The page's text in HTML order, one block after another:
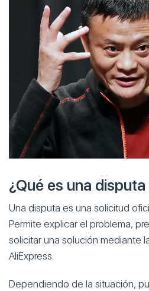
¿Qué es una
Una disputa es una solicitud
Permite explicar el problema,
solicitar una solución mediante
AliExpress.
Dependiendo de la situación,